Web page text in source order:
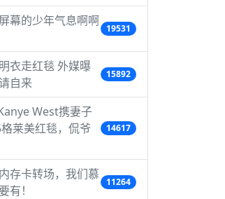
幕的少年气息啊啊
19531
衣走红毯 外媒曝
自来
15892
West携妻子
莱美红毯，侃爷
14617
存卡转场，我们慕
有！
11264